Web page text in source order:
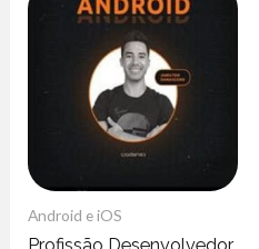
Android e iOS
Profissão Desenvolvedor